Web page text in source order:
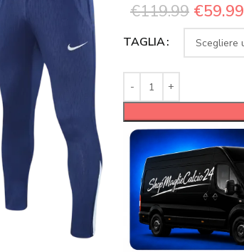
€119.99 €59.99
TAGLIA